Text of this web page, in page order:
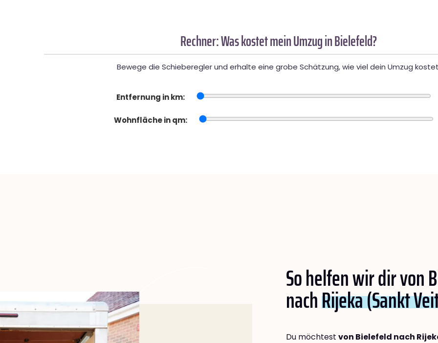
Rechner: Was kostet mein Umzug in Bielefeld?
Bewege die Schieberegler und erhalte eine grobe Schätzung, wie viel dein Umzug
Entfernung in km:
Wohnfläche in qm:
So helfen wir dir von
nachRijeka (Sankt
Du möchtest von Bielefeld nach